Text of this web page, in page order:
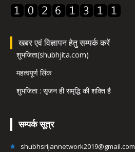
खबर एवं विज्ञापन हेतु सम्पर्क करें
शुभजिता(shubhjita.com)
महत्वपूर्ण लिंक
शुभजिता : सृजन ही समृद्धि की शक्ति है
सम्पर्क सूत्र
shubhsrijannetwork2019@gmail.com